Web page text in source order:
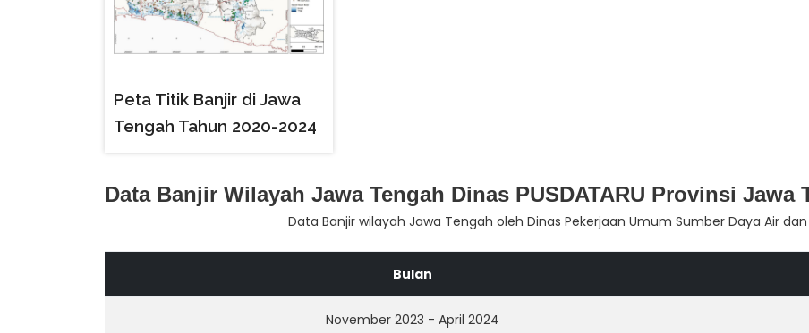
Peta Titik Banjir di Jawa
Tengah Tahun 2020-2024
Data Banjir Wilayah Jawa Tengah Dinas PUSDATARU Provinsi Jawa
Data Banjir wilayah Jawa Tengah oleh Dinas Pekerjaan Umum Sumber Daya Air
Bulan
November 2023 - April 2024